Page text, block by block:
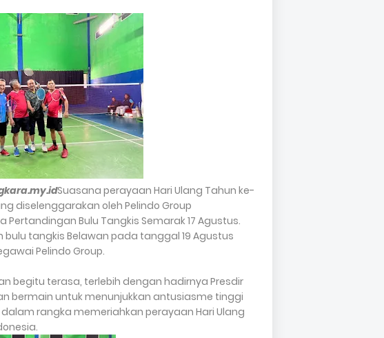
Suasana perayaan Hari Ulang Tahun ke-
diselenggarakan oleh Pelindo Group
Bulu Tangkis Semarak 17 Agustus.
tangkis Belawan pada tanggal 19 Agustus
Pelindo Group.
begitu terasa, terlebih dengan hadirnya Presdir
bermain untuk menunjukkan antusiasme tinggi
rangka memeriahkan perayaan Hari Ulang